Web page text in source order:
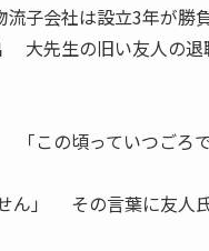
子会社は設立3年が勝
先生の旧い友人の退
「この頃っていつごろ
ん」 その言葉に友人